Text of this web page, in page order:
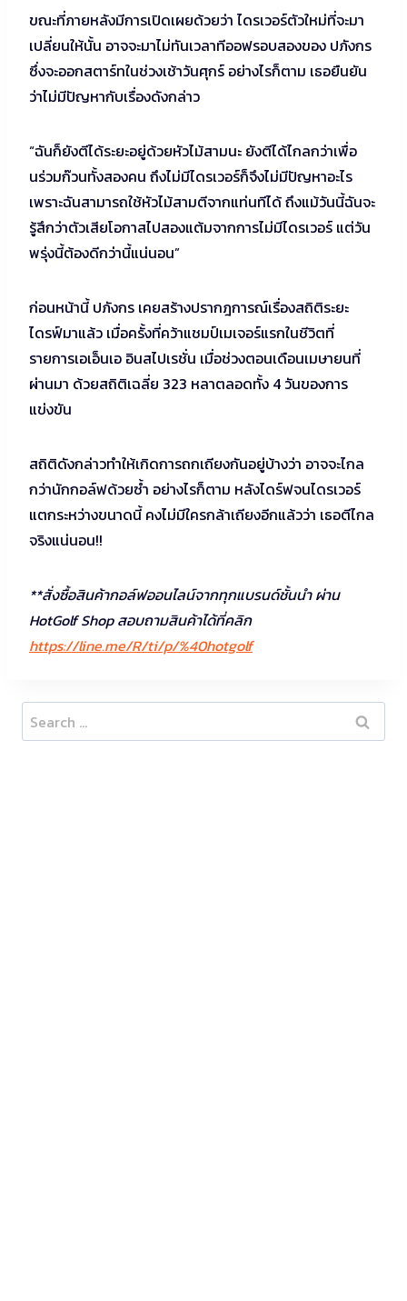
ขณะที่ภายหลังมีการเปิดเผยด้วยว่า ไดรเวอร์ตัวใหม่ที่จะมา
เปลี่ยนให้นั้น อาจจะมาไม่ทันเวลาทีออฟรอบสองของ ปภังกร
ซึ่งจะออกสตาร์ทในช่วงเช้าวันศุกร์ อย่างไรก็ตาม เธอยืนยัน
ว่าไม่มีปัญหากับเรื่องดังกล่าว
“ฉันก็ยังตีได้ระยะอยู่ด้วยหัวไม้สามนะ ยังตีได้ไกลกว่าเพื่อ
นร่วมก๊วนทั้งสองคน ถึงไม่มีไดรเวอร์ก็จึงไม่มีปัญหาอะไร
เพราะฉันสามารถใช้หัวไม้สามตีจากแท่นทีได้ ถึงแม้วันนี้ฉันจะ
รู้สึกว่าตัวเสียโอกาสไปสองแต้มจากการไม่มีไดรเวอร์ แต่วัน
พรุ่งนี้ต้องดีกว่านี้แน่นอน”
ก่อนหน้านี้ ปภังกร เคยสร้างปรากฎการณ์เรื่องสถิติระยะ
ไดรฟ์มาแล้ว เมื่อครั้งที่คว้าแชมป์เมเจอร์แรกในชีวิตที่
รายการเอเอ็นเอ อินสไปเรชั่น เมื่อช่วงตอนเดือนเมษายนที่
ผ่านมา ด้วยสถิติเฉลี่ย 323 หลาตลอดทั้ง 4 วันของการ
แข่งขัน
สถิติดังกล่าวทำให้เกิดการถกเถียงกันอยู่บ้างว่า อาจจะไกล
กว่านักกอล์ฟด้วยซ้ำ อย่างไรก็ตาม หลังไดร์ฟจนไดรเวอร์
แตกระหว่างขนาดนี้ คงไม่มีใครกล้าเถียงอีกแล้วว่า เธอตีไกล
จริงแน่นอน!!
**สั่งซื้อสินค้ากอล์ฟออนไลน์จากทุกแบรนด์ชั้นนำ ผ่าน
HotGolf Shop สอบถามสินค้าได้ที่คลิก
https://line.me/R/ti/p/%40hotgolf
Search
for: